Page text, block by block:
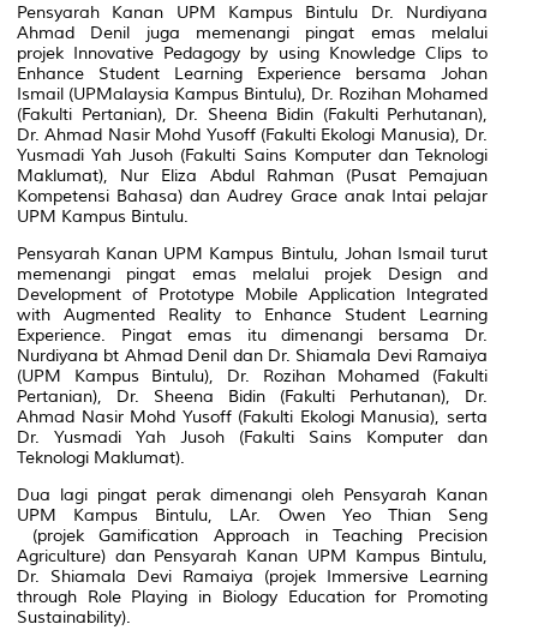
Pensyarah Kanan UPM Kampus Bintulu Dr. Nurdiyana
Ahmad Denil juga memenangi pingat emas melalui
projek Innovative Pedagogy by using Knowledge Clips to
Enhance Student Learning Experience bersama Johan
Ismail (UPMalaysia Kampus Bintulu), Dr. Rozihan Mohamed
(Fakulti Pertanian), Dr. Sheena Bidin (Fakulti Perhutanan),
Dr. Ahmad Nasir Mohd Yusoff (Fakulti Ekologi Manusia), Dr.
Yusmadi Yah Jusoh (Fakulti Sains Komputer dan Teknologi
Maklumat), Nur Eliza Abdul Rahman (Pusat Pemajuan
Kompetensi Bahasa) dan Audrey Grace anak Intai pelajar
UPM Kampus Bintulu.
Pensyarah Kanan UPM Kampus Bintulu, Johan Ismail turut
memenangi pingat emas melalui projek Design and
Development of Prototype Mobile Application Integrated
with Augmented Reality to Enhance Student Learning
Experience. Pingat emas itu dimenangi bersama Dr.
Nurdiyana bt Ahmad Denil dan Dr. Shiamala Devi Ramaiya
(UPM Kampus Bintulu), Dr. Rozihan Mohamed (Fakulti
Pertanian), Dr. Sheena Bidin (Fakulti Perhutanan), Dr.
Ahmad Nasir Mohd Yusoff (Fakulti Ekologi Manusia), serta
Dr. Yusmadi Yah Jusoh (Fakulti Sains Komputer dan
Teknologi Maklumat).
Dua lagi pingat perak dimenangi oleh Pensyarah Kanan
UPM Kampus Bintulu, LAr. Owen Yeo Thian Seng
(projekGamification Approach in Teaching Precision
Agriculture) dan Pensyarah Kanan UPM Kampus Bintulu,
Dr. Shiamala Devi Ramaiya (projek Immersive Learning
through Role Playing in Biology Education for Promoting
Sustainability).